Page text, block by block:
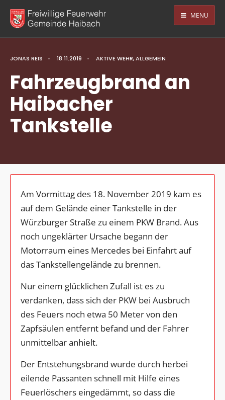
MENU
JONAS REIS • 18.11.2019 • AKTIVE WEHR,ALLGEMEIN
Fahrzeugbrand an
Haibacher
Tankstelle
Am Vormittag des 18. November 2019 kam es
auf dem Gelände einer Tankstelle in der
Würzburger Straße zu einem PKW Brand. Aus
noch ungeklärter Ursache begann der
Motorraum eines Mercedes bei Einfahrt auf
das Tankstellengelände zu brennen.
Nur einem glücklichen Zufall ist es zu
verdanken, dass sich der PKW bei Ausbruch
des Feuers noch etwa 50 Meter von den
Zapfsäulen entfernt befand und der Fahrer
unmittelbar anhielt.
Der Entstehungsbrand wurde durch herbei
eilende Passanten schnell mit Hilfe eines
Feuerlöschers eingedämmt, so dass die